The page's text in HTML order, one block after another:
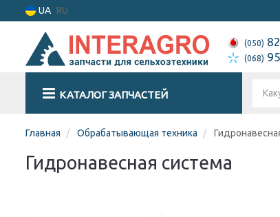
UA RU
(050)
(068)
КАТАЛОГ ЗАПЧАСТЕЙ
Главная Обрабатывающая техника
Гидронавесная система